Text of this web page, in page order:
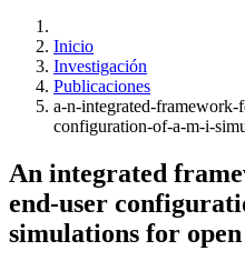
Inicio
Investigación
Publicaciones
a-n-integrated-framework-
configuration-of-a-m-i-
An integrated
end-user
simulations for